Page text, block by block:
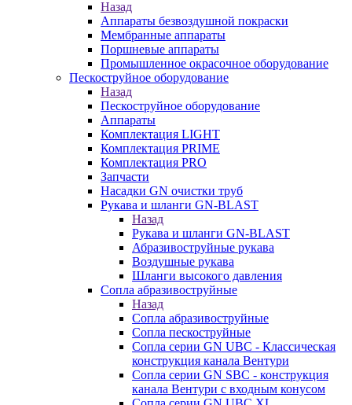
Назад
Аппараты безвоздушной покраски
Мембранные аппараты
Поршневые аппараты
Промышленное окрасочное оборудование
Пескоструйное оборудование
Назад
Пескоструйное оборудование
Аппараты
Комплектация LIGHT
Комплектация PRIME
Комплектация PRO
Запчасти
Насадки GN очистки труб
Рукава и шланги GN-BLAST
Назад
Рукава и шланги GN-BLAST
Абразивоструйные рукава
Воздушные рукава
Шланги высокого давления
Сопла абразивоструйные
Назад
Сопла абразивоструйные
Сопла пескоструйные
Сопла серии GN UBC - Классическая
конструкция канала Вентури
Сопла серии GN SBC - конструкция
канала Вентури c входным конусом